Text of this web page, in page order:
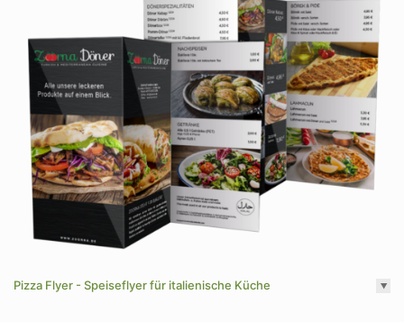
Pizza Flyer - Speiseflyer für italienische Küche